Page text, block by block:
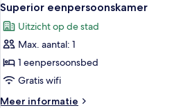
foto's
voor
Superior
eenpersoonskamer
laden
2
Superior eenpersoonskamer
Uitzicht op de stad
Max. aantal: 1
1 eenpersoonsbed
Gratis wifi
Meer informatie
Meer